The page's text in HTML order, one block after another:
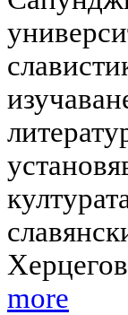
more